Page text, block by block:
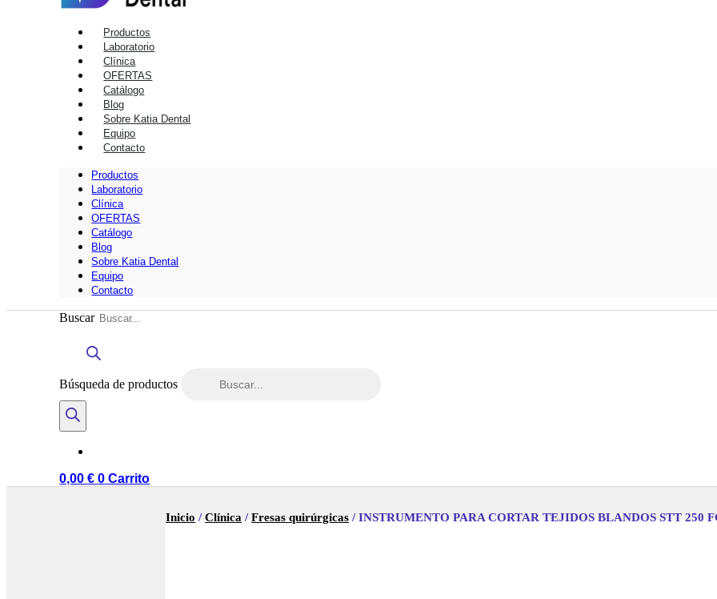
Productos
Laboratorio
Clínica
OFERTAS
Catálogo
Blog
Sobre Katia Dental
Equipo
Contacto
Productos
Laboratorio
Clínica
OFERTAS
Catálogo
Blog
Sobre Katia Dental
Equipo
Contacto
Buscar
Búsqueda de productos
0,00€ 0 Carrito
Inicio /Clínica /Fresas quirúrgicas / INSTRUMENTO PARA CORTAR TEJIDOS BLANDOS STT 250